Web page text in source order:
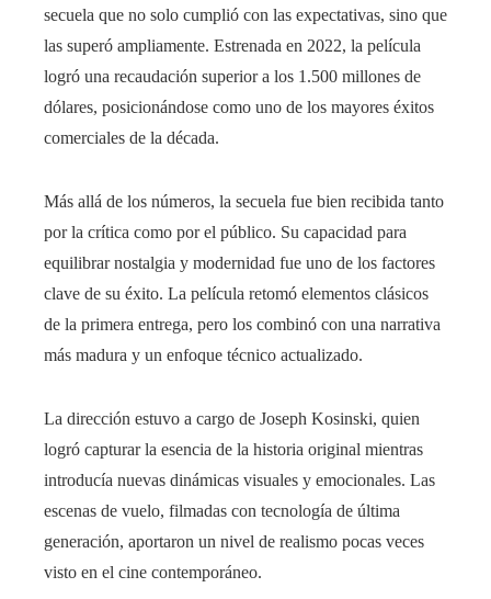
secuela que no solo cumplió con las expectativas, sino que
las superó ampliamente. Estrenada en 2022, la película
logró una recaudación superior a los 1.500 millones de
dólares, posicionándose como uno de los mayores éxitos
comerciales de la década.
Más allá de los números, la secuela fue bien recibida tanto
por la crítica como por el público. Su capacidad para
equilibrar nostalgia y modernidad fue uno de los factores
clave de su éxito. La película retomó elementos clásicos
de la primera entrega, pero los combinó con una narrativa
más madura y un enfoque técnico actualizado.
La dirección estuvo a cargo de Joseph Kosinski, quien
logró capturar la esencia de la historia original mientras
introducía nuevas dinámicas visuales y emocionales. Las
escenas de vuelo, filmadas con tecnología de última
generación, aportaron un nivel de realismo pocas veces
visto en el cine contemporáneo.